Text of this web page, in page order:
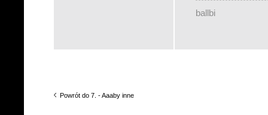
ballbi
Powrót do 7. - Aaaby inne